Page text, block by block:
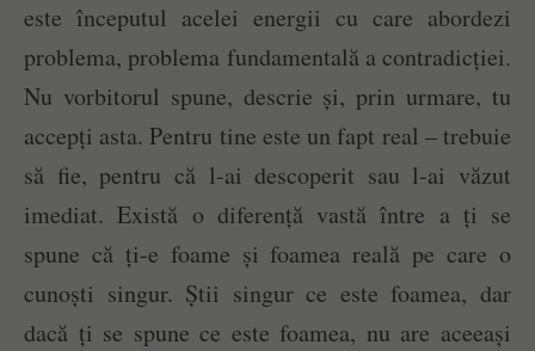
este începutul acelei energii cu care abordezi
problema, problema fundamentală a contradicției.
Nu vorbitorul spune, descrie și, prin urmare, tu
accepți asta. Pentru tine este un fapt real – trebuie
să fie, pentru că l-ai descoperit sau l-ai văzut
imediat. Există o diferență vastă între a ți se
spune că ți-e foame și foamea reală pe care o
cunoști singur. Știi singur ce este foamea, dar
dacă ți se spune ce este foamea, nu are aceeași